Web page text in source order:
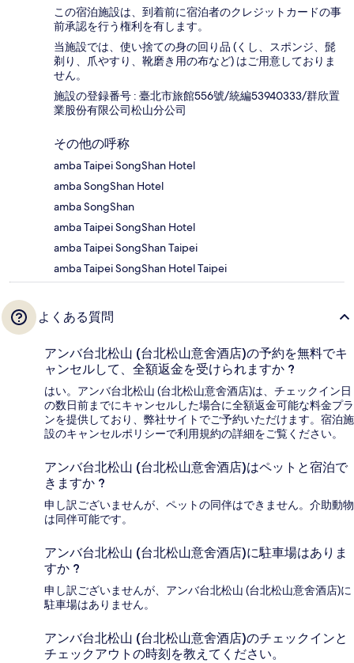
この宿泊施設は、到着前に宿泊者のクレジットカードの事
前承認を行う権利を有します。
当施設では、使い捨ての身の回り品 (くし、スポンジ、髭
剃り、爪やすり、靴磨き用の布など) はご用意しておりま
せん。
施設の登録番号 : 臺北市旅館556號/統編53940333/群欣置
業股份有限公司松山分公司
その他の呼称
amba Taipei SongShan Hotel
amba SongShan Hotel
amba SongShan
amba Taipei SongShan Hotel
amba Taipei SongShan Taipei
amba Taipei SongShan Hotel Taipei
よくある質問
アンバ台北松山 (台北松山意舍酒店)の予約を無料でキ
ャンセルして、全額返金を受けられますか ?
はい。アンバ台北松山 (台北松山意舍酒店)は、チェックイン日
の数日前までにキャンセルした場合に全額返金可能な料金プラ
ンを提供しており、弊社サイトでご予約いただけます。宿泊施
設のキャンセルポリシーで利用規約の詳細をご覧ください。
アンバ台北松山 (台北松山意舍酒店)はペットと宿泊で
きますか ?
申し訳ございませんが、ペットの同伴はできません。介助動物
は同伴可能です。
アンバ台北松山 (台北松山意舍酒店)に駐車場はありま
すか ?
申し訳ございませんが、アンバ台北松山 (台北松山意舍酒店)に
駐車場はありません。
アンバ台北松山 (台北松山意舍酒店)のチェックインと
チェックアウトの時刻を教えてください。